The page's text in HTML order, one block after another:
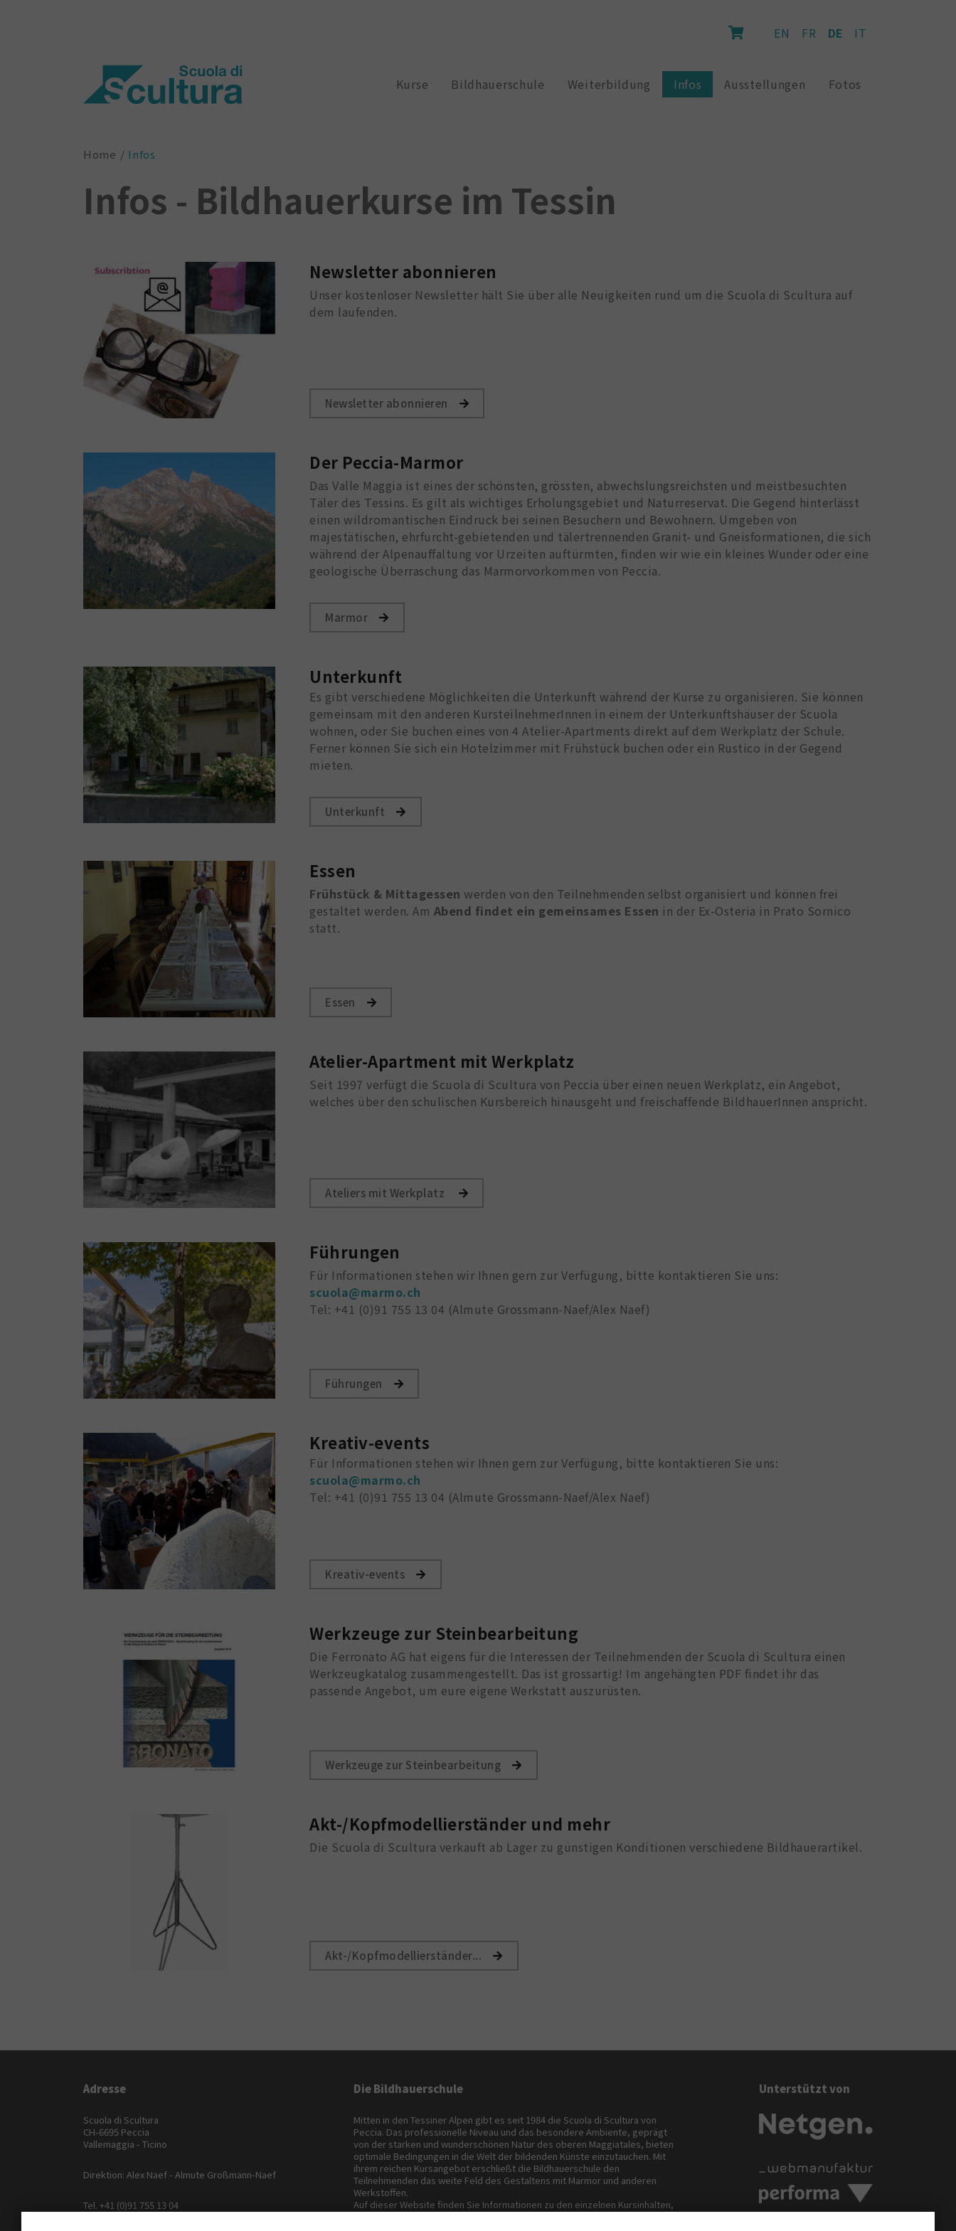
EN FR DE IT
Kurse Bildhauerschule Weiterbildung Infos Ausstellungen Fotos
Home Infos
Infos - Bildhauerkurse im Tessin
Newsletter abonnieren
Unser kostenloser Newsletter hält Sie über alle Neuigkeiten rund um die Scuola di Scultura auf
dem laufenden.
Newsletter abonnieren
Der Peccia-Marmor
Das Valle Maggia ist eines der schönsten, grössten, abwechslungsreichsten und meistbesuchten
Täler des Tessins. Es gilt als wichtiges Erholungsgebiet und Naturreservat. Die Gegend hinterlässt
einen wildromantischen Eindruck bei seinen Besuchern und Bewohnern. Umgeben von
majestätischen, ehrfurcht-gebietenden und tälertrennenden Granit- und Gneisformationen, die sich
während der Alpenauffaltung vor Urzeiten auftürmten, finden wir wie ein kleines Wunder oder eine
geologische Überraschung das Marmorvorkommen von Peccia.
Marmor
Unterkunft
Es gibt verschiedene Möglichkeiten die Unterkunft während der Kurse zu organisieren. Sie können
gemeinsam mit den anderen KursteilnehmerInnen in einem der Unterkunftshäuser der Scuola
wohnen, oder Sie buchen eines von 4 Atelier-Apartments direkt auf dem Werkplatz der Schule.
Ferner können Sie sich ein Hotelzimmer mit Frühstück buchen oder ein Rustico in der Gegend
mieten.
Unterkunft
Essen
Frühstück & Mittagessen werden von den Teilnehmenden selbst organisiert und können frei
gestaltet werden. Am Abend findet ein gemeinsames Essen in der Ex-Osteria in Prato Sornico
statt.
Essen
Atelier-Apartment mit Werkplatz
Seit 1997 verfügt die Scuola di Scultura von Peccia über einen neuen Werkplatz, ein Angebot,
welches über den schulischen Kursbereich hinausgeht und freischaffende BildhauerInnen anspricht.
Ateliers mit Werkplatz
Führungen
Für Informationen stehen wir Ihnen gern zur Verfügung, bitte kontaktieren Sie uns:
scuola@marmo.ch
Tel: +41 (0)91 755 13 04 (Almute Grossmann-Naef/Alex Naef)
Führungen
Kreativ-events
Für Informationen stehen wir Ihnen gern zur Verfügung, bitte kontaktieren Sie uns:
scuola@marmo.ch
Tel: +41 (0)91 755 13 04 (Almute Grossmann-Naef/Alex Naef)
Kreativ-events
Werkzeuge zur Steinbearbeitung
Die Ferronato AG hat eigens für die Interessen der Teilnehmenden der Scuola di Scultura einen
Werkzeugkatalog zusammengestellt. Das ist grossartig! Im angehängten PDF findet ihr das
passende Angebot, um eure eigene Werkstatt auszurüsten.
Werkzeuge zur Steinbearbeitung
Akt-/Kopfmodellierständer und mehr
Die Scuola di Scultura verkauft ab Lager zu günstigen Konditionen verschiedene Bildhauerartikel.
Akt-/Kopfmodellierständer...
Adresse
Scuola di Scultura
CH-6695 Peccia
Vallemaggia - Ticino
Direktion: Alex Naef - Almute Großmann-Naef
Tel. +41 (0)91 755 13 04
Die Bildhauerschule
Mitten in den Tessiner Alpen gibt es seit 1984 die Scuola di Scultura von
Peccia. Das professionelle Niveau und das besondere Ambiente, geprägt
von der starken und wunderschönen Natur des oberen Maggiatales, bieten
optimale Bedingungen in die Welt der bildenden Künste einzutauchen. Mit
ihrem reichen Kursangebot erschließt die Bildhauerschule den
Teilnehmenden das weite Feld des Gestaltens mit Marmor und anderen
Werkstoffen.
Auf dieser Website finden Sie Informationen zu den einzelnen Kursinhalten,
Dozenten, Unterkunft und Kosten.
Unterstützt von